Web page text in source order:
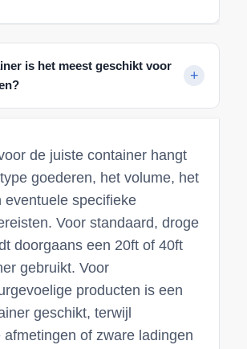
is het meest geschikt voor
de juiste container hangt
goederen, het volume, het
eventuele specifieke
Voor standaard, droge
doorgaans een 20ft of 40ft
gebruikt. Voor
producten is een
geschikt, terwijl
afmetingen of zware ladingen